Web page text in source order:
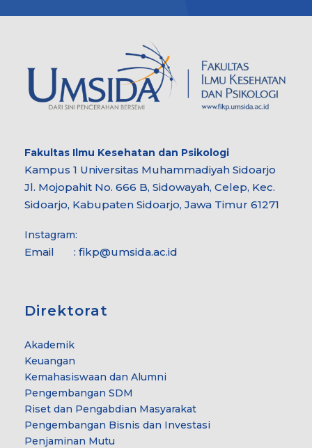
Fakultas Ilmu Kesehatan dan Psikologi
Kampus 1 Universitas Muhammadiyah Sidoarjo
Jl. Mojopahit No. 666 B, Sidowayah, Celep, Kec.
Sidoarjo, Kabupaten Sidoarjo, Jawa Timur 61271
Instagram:
Email : fikp@umsida.ac.id
Direktorat
Akademik
Keuangan
Kemahasiswaan dan Alumni
Pengembangan SDM
Riset dan Pengabdian Masyarakat
Pengembangan Bisnis dan Investasi
Penjaminan Mutu